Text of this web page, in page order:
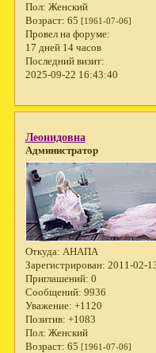
Пол: Женский
Возраст: 65 [1961-07-06]
Провел на форуме:
17 дней 14 часов
Последний визит:
2025-09-22 16:43:40
Леонидовна
Администратор
Откуда: АНАПА
Зарегистрирован: 2011-02-
Приглашений: 0
Сообщений: 9936
Уважение: +1120
Позитив: +1083
Пол: Женский
Возраст: 65 [1961-07-06]